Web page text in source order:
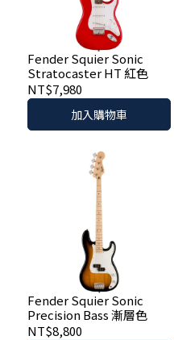
Fender Squier Sonic
Stratocaster HT 紅色
NT$7,980
加入購物車
Fender Squier Sonic
Precision Bass 漸層色
NT$8,800